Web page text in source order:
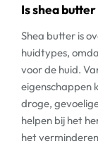
Is shea
Shea butter is
huidtypes,
voor de huid.
eigenschappen
droge,
helpen bij het
het